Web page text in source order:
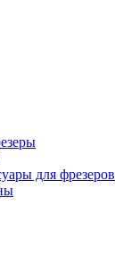
для фрезеров